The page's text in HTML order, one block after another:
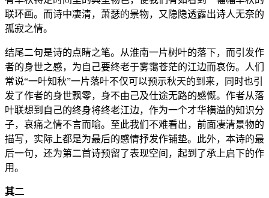
联环画。而诗中凄清，萧瑟的景物，又隐隐透露出诗人无奈的
孤寂之情。
结尾二句是诗的点睛之笔。从淮南一片树叶的落下，而引发作
者的身世之感，为自己要终老于雾霭苍茫的江边而哀伤。人们
常说“一叶知秋”一片落叶不仅可以预示秋天的到来，同时也引
发了作者的身世飘零，身不由己及仕途无路的感慨。作者从落
叶联想到自己的终身将终老江边，作为一个才华横溢的知识分
子，哀痛之情不言而喻。至此我们不难看出，前面凄清景物的
描写，实际上都是为最后的感情抒发作铺垫。此外，本诗的最
后一句，还为第二首诗预留了表现空间，起到了承上启下的作
用。
其二